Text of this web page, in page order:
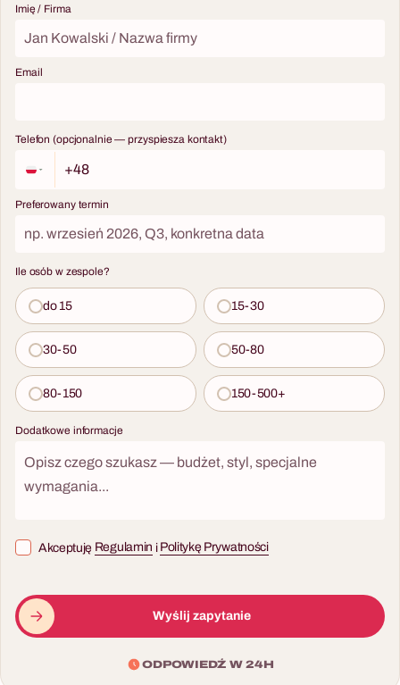
Imię / Firma
Email
Telefon (opcjonalnie — przyspiesza kontakt)
Preferowany termin
Ile osób w zespole?
do 15 15-30
30-50 50-80
80-150 150-500+
Dodatkowe informacje
Akceptuję Regulamin i Politykę Prywatności
Wyślij zapytanie
ODPOWIEDŹ W 24H